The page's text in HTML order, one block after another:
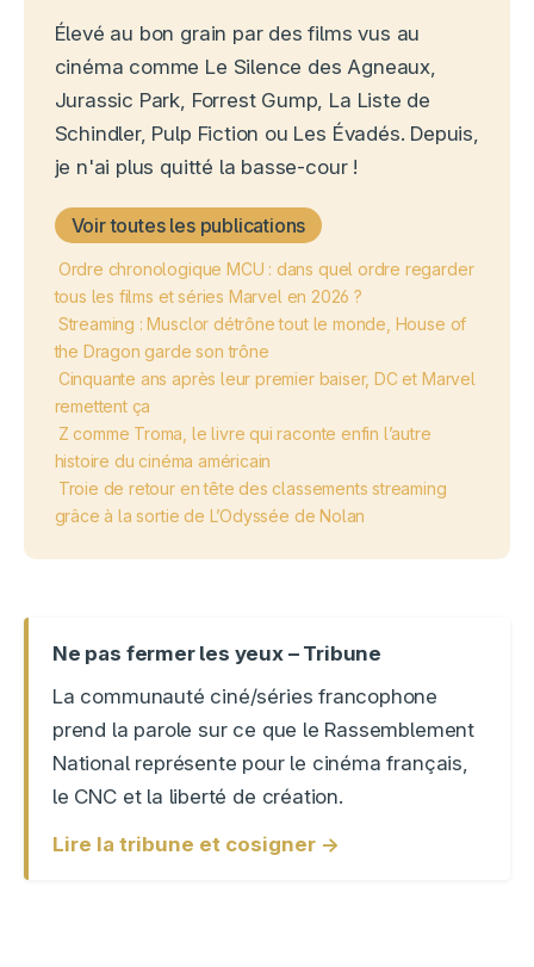
Élevé au bon grain par des films vus au
cinéma comme Le Silence des Agneaux,
Jurassic Park, Forrest Gump, La Liste de
Schindler, Pulp Fiction ou Les Évadés. Depuis,
je n'ai plus quitté la basse-cour !
Voir toutes les publications
Ordre chronologique MCU : dans quel ordre regarder
tous les films et séries Marvel en 2026 ?
Streaming : Musclor détrône tout le monde, House of
the Dragon garde son trône
Cinquante ans après leur premier baiser, DC et Marvel
remettent ça
Z comme Troma, le livre qui raconte enfin l’autre
histoire du cinéma américain
Troie de retour en tête des classements streaming
grâce à la sortie de L’Odyssée de Nolan
Ne pas fermer les yeux – Tribune
La communauté ciné/séries francophone
prend la parole sur ce que le Rassemblement
National représente pour le cinéma français,
le CNC et la liberté de création.
Lire la tribune et cosigner →